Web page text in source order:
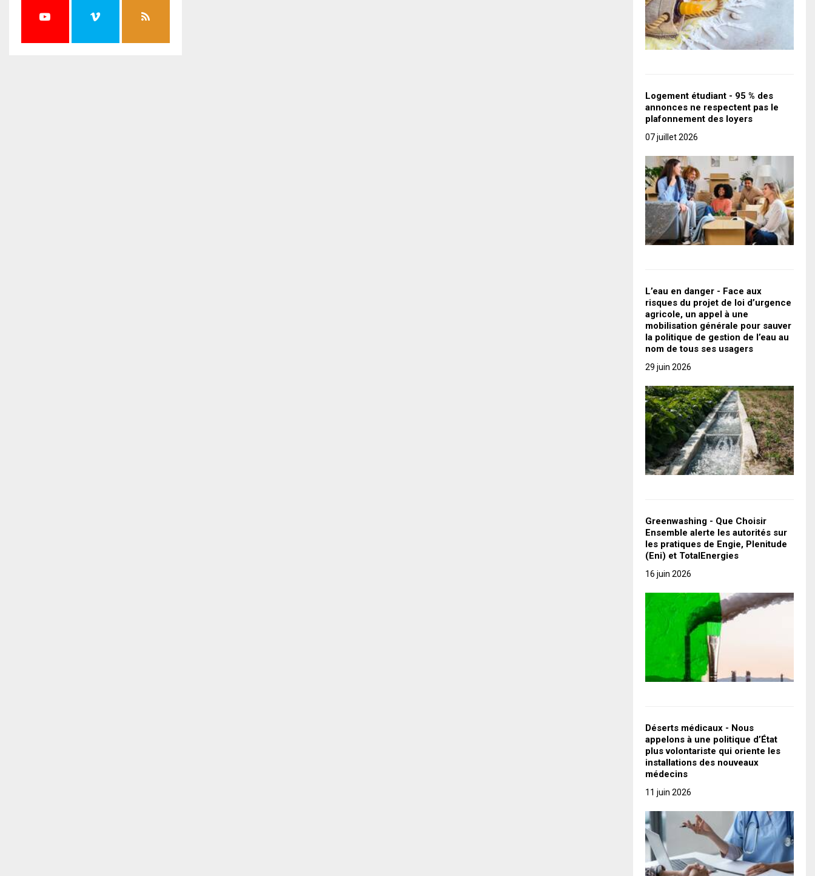
Logement étudiant - 95 % des
annonces ne respectent pas le
plafonnement des loyers
07 juillet 2026
L’eau en danger - Face aux
risques du projet de loi d’urgence
agricole, un appel à une
mobilisation générale pour sauver
la politique de gestion de l’eau au
nom de tous ses usagers
29 juin 2026
Greenwashing - Que Choisir
Ensemble alerte les autorités sur
les pratiques de Engie, Plenitude
(Eni) et TotalEnergies
16 juin 2026
Déserts médicaux - Nous
appelons à une politique d’État
plus volontariste qui oriente les
installations des nouveaux
médecins
11 juin 2026